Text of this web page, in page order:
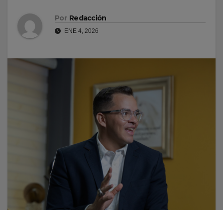
Por Redacción
ENE 4, 2026